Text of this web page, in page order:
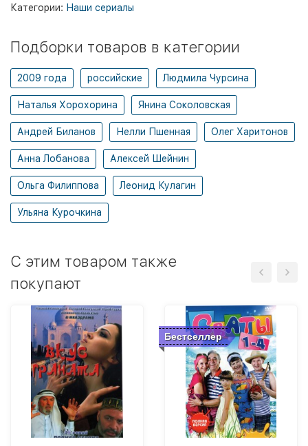
Категории: Наши сериалы
Подборки товаров в категории
2009 года российские Людмила Чурсина
Наталья Хорохорина Янина Соколовская
Андрей Биланов Нелли Пшенная Олег Харитонов
Анна Лобанова Алексей Шейнин
Ольга Филиппова Леонид Кулагин
Ульяна Курочкина
C этим товаром также
покупают
Бестселлер